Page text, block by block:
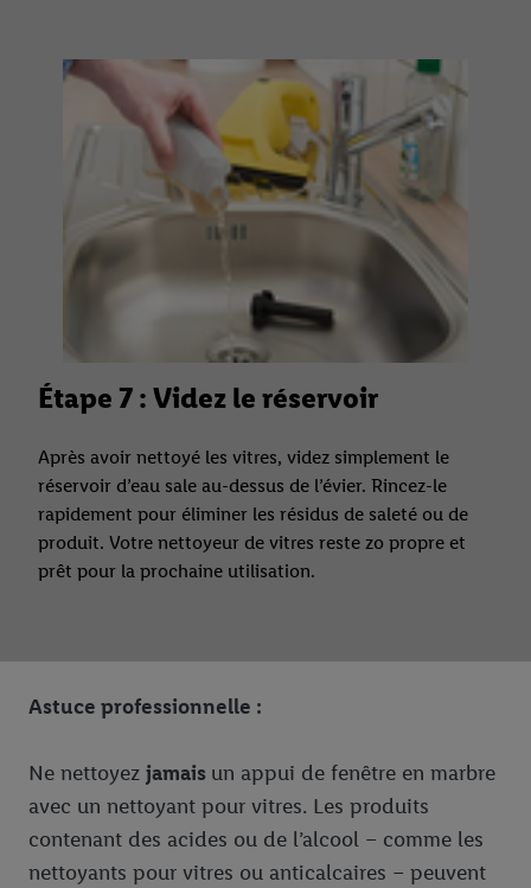
Étape 7 : Videz le réservoir
Après avoir nettoyé les vitres, videz simplement le
réservoir d’eau sale au-dessus de l’évier. Rincez-le
rapidement pour éliminer les résidus de saleté ou de
produit. Votre nettoyeur de vitres reste zo propre et
prêt pour la prochaine utilisation.
Astuce professionnelle :
Ne nettoyez jamais un appui de fenêtre en marbre
avec un nettoyant pour vitres. Les produits
contenant des acides ou de l’alcool – comme les
nettoyants pour vitres ou anticalcaires – peuvent